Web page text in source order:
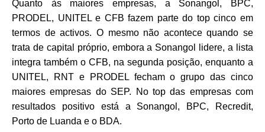
Quanto às maiores empresas, a Sonangol, BPC,
PRODEL, UNITEL e CFB fazem parte do top cinco em
termos de activos. O mesmo não acontece quando se
trata de capital próprio, embora a Sonangol lidere, a lista
integra também o CFB, na segunda posição, enquanto a
UNITEL, RNT e PRODEL fecham o grupo das cinco
maiores empresas do SEP. No top das empresas com
resultados positivo está a Sonangol, BPC, Recredit,
Porto de Luanda e o BDA.